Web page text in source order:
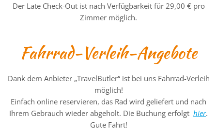
Der Late Check-Out ist nach Verfügbarkeit für 29,00 € pro
Zimmer möglich.
Fahrrad-Verleih-Angebote
Dank dem Anbieter „TravelButler“ ist bei uns Fahrrad-Verleih
möglich!
Einfach online reservieren, das Rad wird geliefert und nach
Ihrem Gebrauch wieder abgeholt. Die Buchung erfolgt hier.
Gute Fahrt!